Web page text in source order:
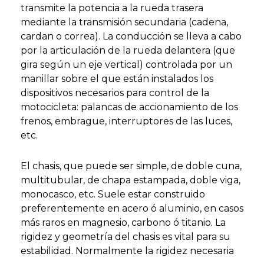
transmite la potencia a la rueda trasera
mediante la transmisión secundaria (cadena,
cardan o correa). La conducción se lleva a cabo
por la articulación de la rueda delantera (que
gira según un eje vertical) controlada por un
manillar sobre el que están instalados los
dispositivos necesarios para control de la
motocicleta: palancas de accionamiento de los
frenos, embrague, interruptores de las luces,
etc.
El chasis, que puede ser simple, de doble cuna,
multitubular, de chapa estampada, doble viga,
monocasco, etc. Suele estar construido
preferentemente en acero ó aluminio, en casos
más raros en magnesio, carbono ó titanio. La
rigidez y geometría del chasis es vital para su
estabilidad. Normalmente la rigidez necesaria